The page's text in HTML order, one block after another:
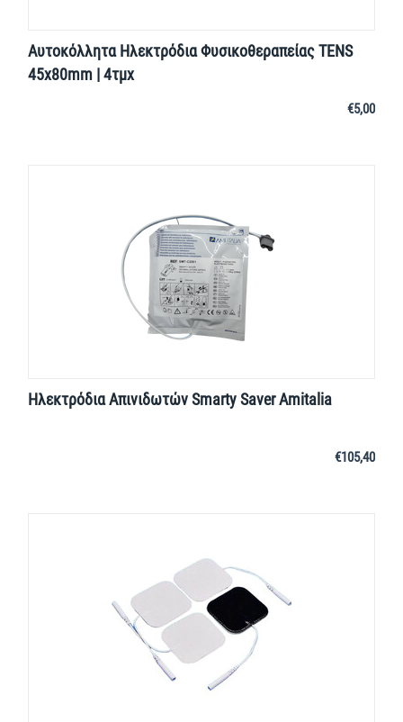
Αυτοκόλλητα Ηλεκτρόδια Φυσικοθεραπείας TENS
45x80mm | 4τμχ
€5,00
Ηλεκτρόδια Απινιδωτών Smarty Saver Amitalia
€105,40